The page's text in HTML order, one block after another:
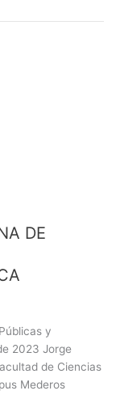
DE
y
2023 Jorge
de Ciencias
Mederos